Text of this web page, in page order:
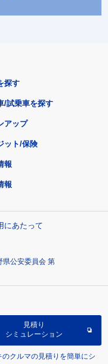
探す
/試乗車を探す
アップ
ット/保険
報
報
にあたって
県公安委員会 第
見積り
シミュレーション
のクルマの見積りを簡単にシ